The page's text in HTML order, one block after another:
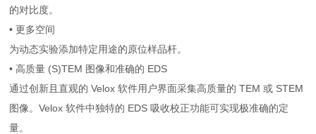
的对比度。
• 更多空间
为动态实验添加特定用途的原位样品杆。
• 高质量 (S)TEM 图像和准确的 EDS
通过创新且直观的 Velox 软件用户界面采集高质量的 TEM 或 STEM
图像。Velox 软件中独特的 EDS 吸收校正功能可实现极准确的定
量。